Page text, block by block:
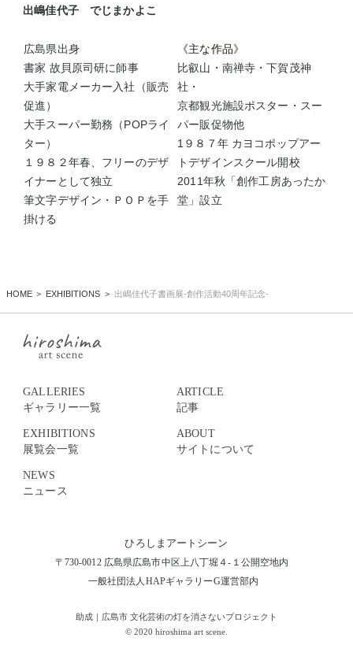
出嶋佳代子 でじまかよこ
広島県出身
書家 故貝原司研に師事
大手家電メーカー入社（販売
促進）
大手スーパー勤務（POPライ
ター）
１９８２年春、フリーのデザ
イナーとして独立
筆文字デザイン・ＰＯＰを手
掛ける
《主な作品》
比叡山・南禅寺・下賀茂神
社・
京都観光施設ポスター・スー
パー販促物他
1９８７年 カヨコポップアー
トデザインスクール開校
2011年秋「創作工房あったか
堂」設立
HOME EXHIBITIONS 出嶋佳代子書画展-創作活動40周年記念-
ひろしまアートシーン
〒730-0012 広島県広島市中区上八丁堀４-１公開空地内
一般社団法人HAPギャラリーG運営部内
GALLERIES
ギャラリー一覧
EXHIBITIONS
展覧会一覧
NEWS
ニュース
ARTICLE
記事
ABOUT
サイトについて
助成｜広島市 文化芸術の灯を消さないプロジェクト
© 2020 hiroshima art scene.